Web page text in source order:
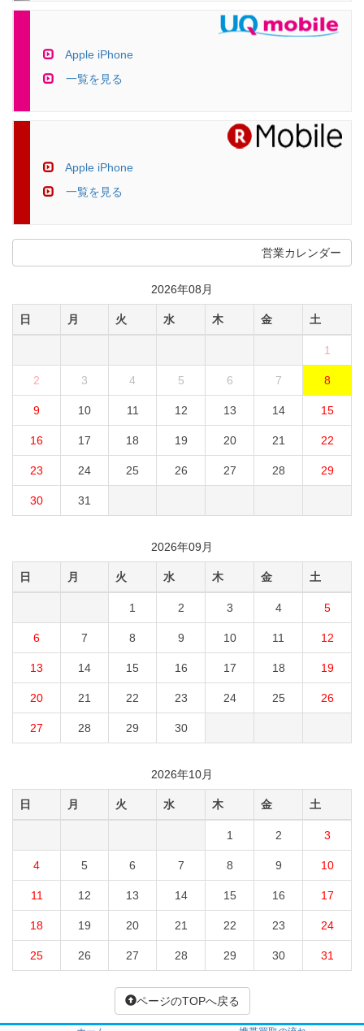
Apple iPhone
一覧を見る
Apple iPhone
一覧を見る
営業カレンダー
2026年08月
日 月 火 水 木 金 土
1
2 3 4 5 6 7 8
9 10 11 12 13 14 15
16 17 18 19 20 21 22
23 24 25 26 27 28 29
30 31
2026年09月
日 月 火 水 木 金 土
1 2 3 4 5
6 7 8 9 10 11 12
13 14 15 16 17 18 19
20 21 22 23 24 25 26
27 28 29 30
2026年10月
日 月 火 水 木 金 土
1 2 3
4 5 6 7 8 9 10
11 12 13 14 15 16 17
18 19 20 21 22 23 24
25 26 27 28 29 30 31
ページのTOPへ戻る